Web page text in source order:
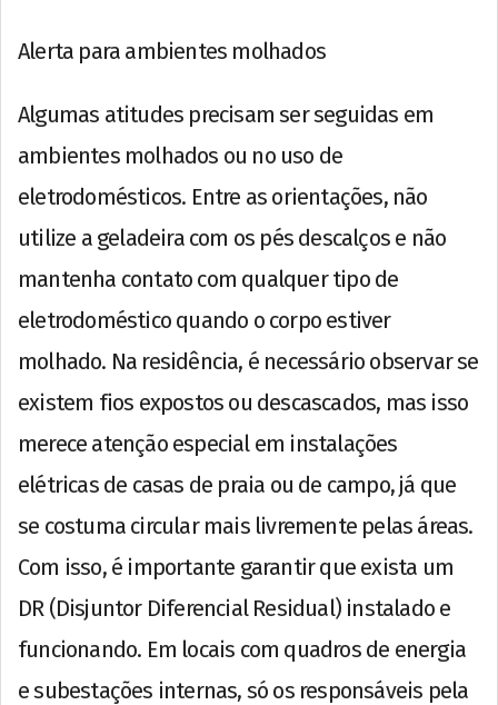
Alerta para ambientes molhados
Algumas atitudes precisam ser seguidas em
ambientes molhados ou no uso de
eletrodomésticos. Entre as orientações, não
utilize a geladeira com os pés descalços e não
mantenha contato com qualquer tipo de
eletrodoméstico quando o corpo estiver
molhado. Na residência, é necessário observar se
existem fios expostos ou descascados, mas isso
merece atenção especial em instalações
elétricas de casas de praia ou de campo, já que
se costuma circular mais livremente pelas áreas.
Com isso, é importante garantir que exista um
DR (Disjuntor Diferencial Residual) instalado e
funcionando. Em locais com quadros de energia
e subestações internas, só os responsáveis pela